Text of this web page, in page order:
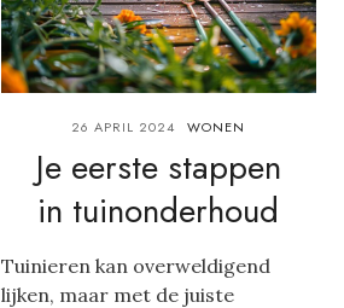
26 APRIL 2024 WONEN
Je eerste stappen
in tuinonderhoud
Tuinieren kan overweldigend
lijken, maar met de juiste